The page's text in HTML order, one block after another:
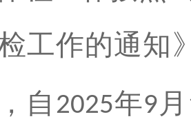
工作的通知
自 2025年9 月